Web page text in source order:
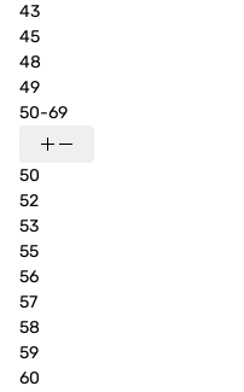
43
45
48
49
50-69
50
52
53
55
56
57
58
59
60